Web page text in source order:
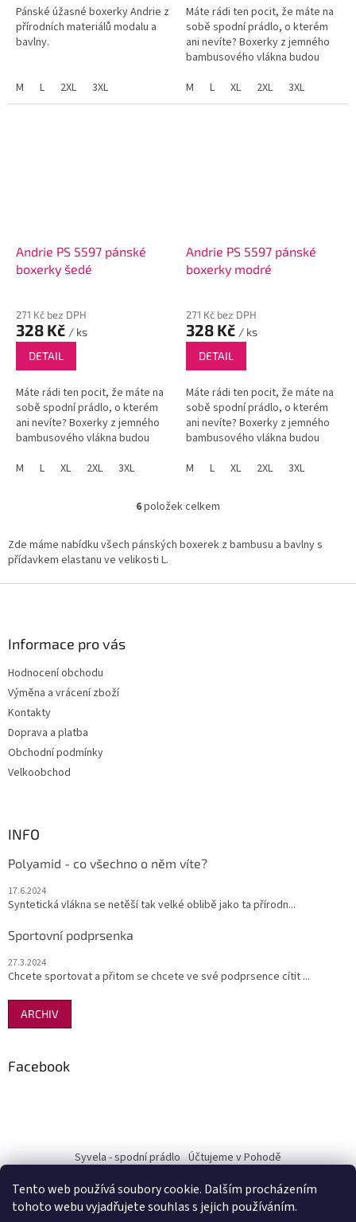
Tento web používá soubory cookie. Dalším procházením
tohoto webu vyjadřujete souhlas s jejich používáním.
Pánské úžasné boxerky Andrie z
přírodních materiálů modalu a
bavlny.
M L 2XL 3XL
Máte rádi ten pocit, že máte na
sobě spodní prádlo, o kterém
ani nevíte? Boxerky z jemného
bambusového vlákna budou
M
L XL 2XL 3XL
Andrie PS 5597 pánské
boxerky šedé
271 Kč bez DPH
328 Kč / ks
DETAIL
Máte rádi ten pocit, že máte na
sobě spodní prádlo, o kterém
ani nevíte? Boxerky z jemného
bambusového vlákna budou
M
L XL 2XL 3XL
Andrie PS 5597 pánské
boxerky modré
271 Kč bez DPH
328 Kč / ks
DETAIL
Máte rádi ten pocit, že máte na
sobě spodní prádlo, o kterém
ani nevíte? Boxerky z jemného
bambusového vlákna budou
M
L XL 2XL 3XL
O
l
a
6položek celkem
Zde máme nabídku všech pánských boxerek z bambusu a bavlny s
přídavkem elastanu ve velikosti L.
Informace pro vás
Hodnocení obchodu
Výměna a vrácení zboží
Kontakty
Doprava a platba
Obchodní podmínky
Velkoobchod
INFO
Polyamid - co všechno o něm víte?
17.6.2024
Syntetická vlákna se netěší tak velké oblibě jako ta přírodn...
Sportovní podprsenka
27.3.2024
Chcete sportovat a přitom se chcete ve své podprsence cítit ...
ARCHIV
Facebook
Syvela - spodní prádlo Účtujeme v Pohodě